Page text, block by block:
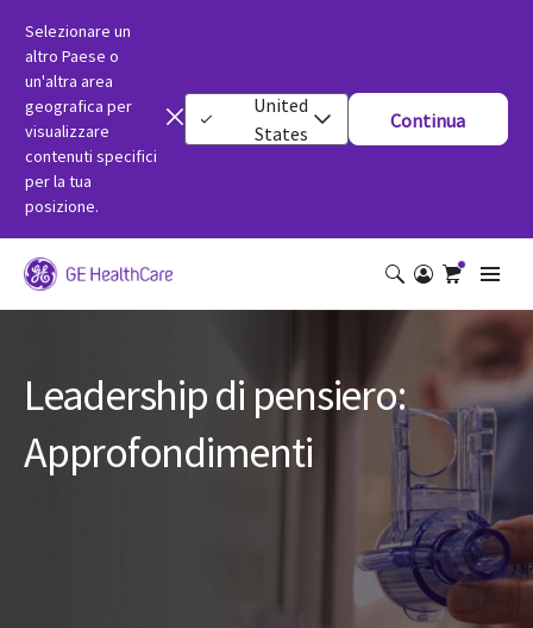
Selezionare un
altro Paese o
un'altra area
geografica per
visualizzare
contenuti specifici
per la tua
posizione.
United
States
Continua
Leadership di pensiero:
Approfondimenti